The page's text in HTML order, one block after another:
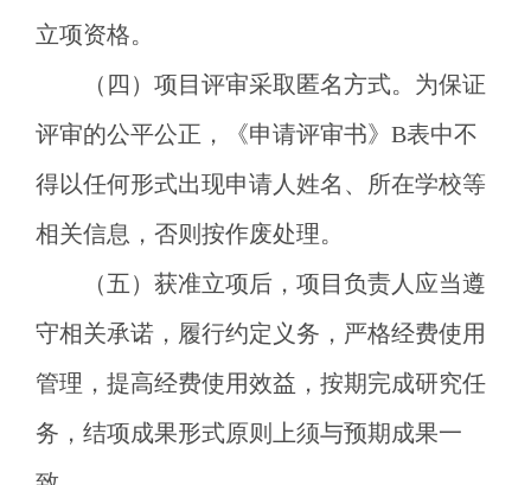
立项资格。
（四）项目评审采取匿名方式。为保证
评审的公平公正，《申请评审书》B表中不
得以任何形式出现申请人姓名、所在学校等
相关信息，否则按作废处理。
（五）获准立项后，项目负责人应当遵
守相关承诺，履行约定义务，严格经费使用
管理，提高经费使用效益，按期完成研究任
务，结项成果形式原则上须与预期成果一